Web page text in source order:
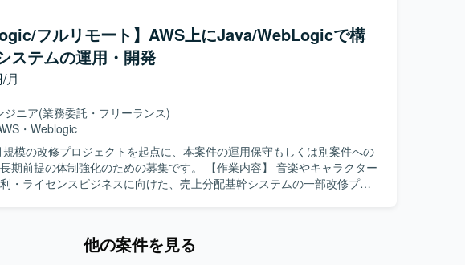
系の大規模なワークフローシステ
でき、保全業務や新契約に関連する業務知識を習得しながら、Javaを中
スキルを高めていただけます。 【開発環境】 Javaを用いたWeb
り、状況によりVBA系の事務システムにもご対応いただきます。
フルリモート】AWS上にJava/WebLogicで構
ステムの運用・開発
月
ジニア(業務委託・フリーランス)
・ Weblogic
規模の改修プロジェクトを起点に、本案件の運用保守もしくは別案件への
強化のための募集です。 【作業内容】 音楽やキャラクター
・ライセンスビジネスに向けた、売上分配基幹システムの一部改修プロ
用サポート業務を行っていただきます。PLポジションでは、開発にも入
他の案件を見る